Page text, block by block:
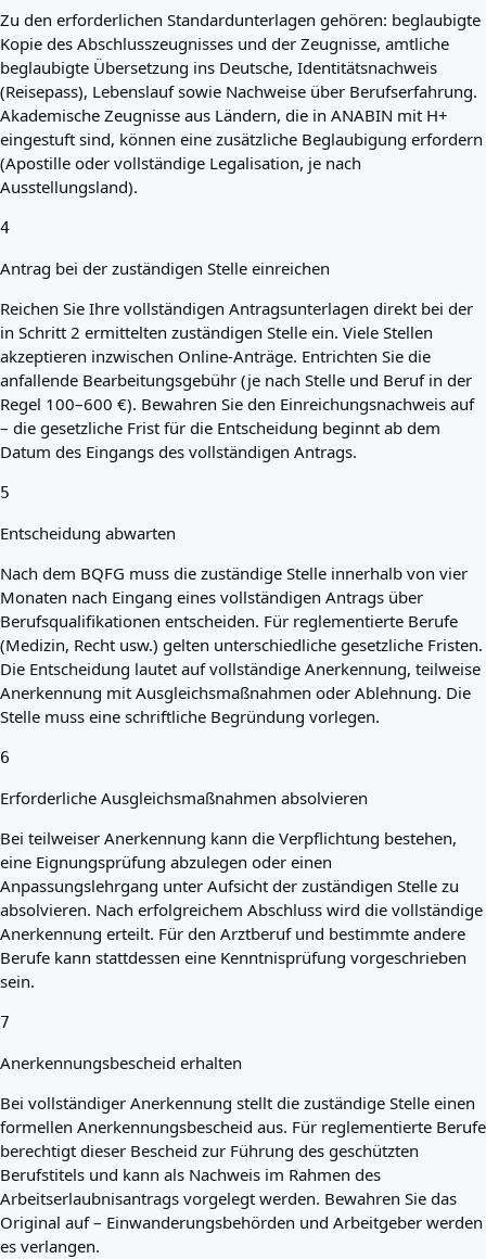
Zu den erforderlichen Standardunterlagen gehören: beglaubigte
Kopie des Abschlusszeugnisses und der Zeugnisse, amtliche
beglaubigte Übersetzung ins Deutsche, Identitätsnachweis
(Reisepass), Lebenslauf sowie Nachweise über Berufserfahrung.
Akademische Zeugnisse aus Ländern, die in ANABIN mit H+
eingestuft sind, können eine zusätzliche Beglaubigung erfordern
(Apostille oder vollständige Legalisation, je nach
Ausstellungsland).
4
Antrag bei der zuständigen Stelle einreichen
Reichen Sie Ihre vollständigen Antragsunterlagen direkt bei der
in Schritt 2 ermittelten zuständigen Stelle ein. Viele Stellen
akzeptieren inzwischen Online-Anträge. Entrichten Sie die
anfallende Bearbeitungsgebühr (je nach Stelle und Beruf in der
Regel 100–600 €). Bewahren Sie den Einreichungsnachweis auf
– die gesetzliche Frist für die Entscheidung beginnt ab dem
Datum des Eingangs des vollständigen Antrags.
5
Entscheidung abwarten
Nach dem BQFG muss die zuständige Stelle innerhalb von vier
Monaten nach Eingang eines vollständigen Antrags über
Berufsqualifikationen entscheiden. Für reglementierte Berufe
(Medizin, Recht usw.) gelten unterschiedliche gesetzliche Fristen.
Die Entscheidung lautet auf vollständige Anerkennung, teilweise
Anerkennung mit Ausgleichsmaßnahmen oder Ablehnung. Die
Stelle muss eine schriftliche Begründung vorlegen.
6
Erforderliche Ausgleichsmaßnahmen absolvieren
Bei teilweiser Anerkennung kann die Verpflichtung bestehen,
eine Eignungsprüfung abzulegen oder einen
Anpassungslehrgang unter Aufsicht der zuständigen Stelle zu
absolvieren. Nach erfolgreichem Abschluss wird die vollständige
Anerkennung erteilt. Für den Arztberuf und bestimmte andere
Berufe kann stattdessen eine Kenntnisprüfung vorgeschrieben
sein.
7
Anerkennungsbescheid erhalten
Bei vollständiger Anerkennung stellt die zuständige Stelle einen
formellen Anerkennungsbescheid aus. Für reglementierte Berufe
berechtigt dieser Bescheid zur Führung des geschützten
Berufstitels und kann als Nachweis im Rahmen des
Arbeitserlaubnisantrags vorgelegt werden. Bewahren Sie das
Original auf – Einwanderungsbehörden und Arbeitgeber werden
es verlangen.